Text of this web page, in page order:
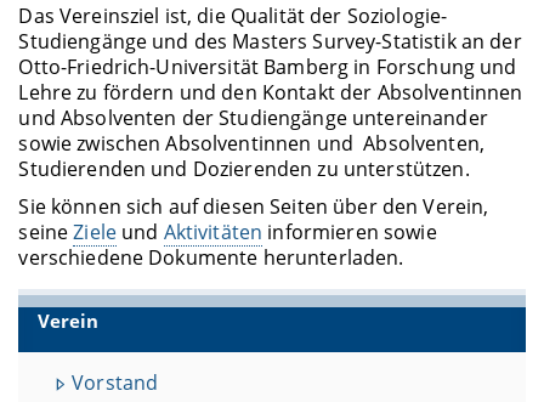
Das Vereinsziel ist, die Qualität der Soziologie-
Studiengänge und des Masters Survey-Statistik an der
Otto-Friedrich-Universität Bamberg in Forschung und
Lehre zu fördern und den Kontakt der Absolventinnen
und Absolventen der Studiengänge untereinander
sowie zwischen Absolventinnen und Absolventen,
Studierenden und Dozierenden zu unterstützen.
Sie können sich auf diesen Seiten über den Verein,
seineZieleund Aktivitäten informieren sowie
verschiedene Dokumente herunterladen.
Verein
Vorstand